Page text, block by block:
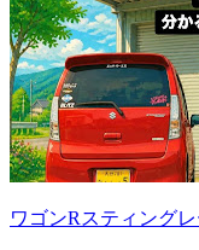
ワゴンRスティング